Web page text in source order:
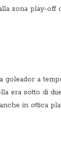
zona play-off
a
era sotto di
in ottica